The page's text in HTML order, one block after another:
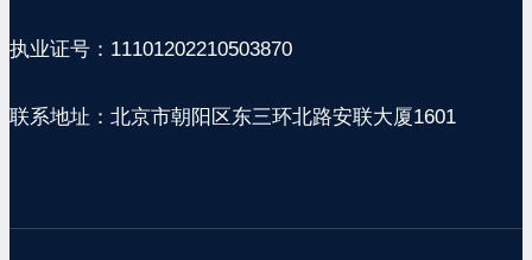
执业证号：11101202210503870
联系地址：北京市朝阳区东三环北路安联大厦1601